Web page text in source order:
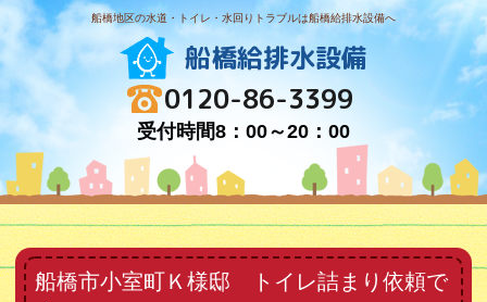
船橋地区の水道・トイレ・水回りトラブルは船橋給排水設備へ
船橋給排水設備
0120-86-3399
受付時間8：00～20：00
船橋市小室町Ｋ様邸 トイレ詰まり依頼で